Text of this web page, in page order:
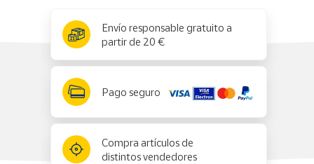
Envío responsable gratuito a
partir de 20 €
Pago seguro
Compra artículos de
distintos vendedores